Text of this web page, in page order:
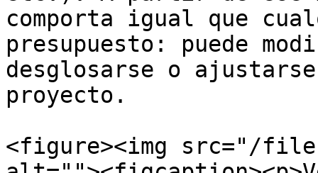
comporta igual que
presupuesto: puede
desglosarse o
proyecto.
<figure><img src="/files/